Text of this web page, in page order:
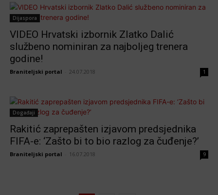
Dijaspora
VIDEO Hrvatski izbornik Zlatko Dalić
službeno nominiran za najboljeg trenera
godine!
Braniteljski portal 24.07.2018 1
Događaji
Rakitić zaprepašten izjavom predsjednika
FIFA-e: ‘Zašto bi to bio razlog za čuđenje?’
Braniteljski portal 16.07.2018 9